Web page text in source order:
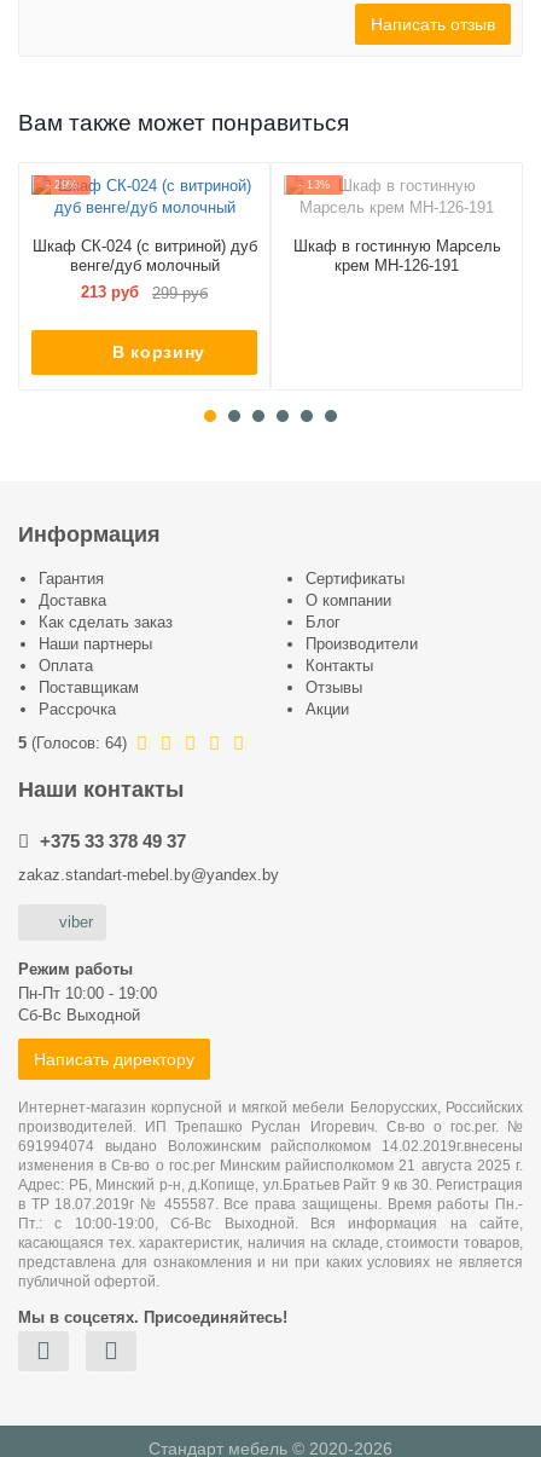
Написать отзыв
Вам также может понравиться
- 29%
Шкаф СК-024 (с витриной) дуб
венге/дуб молочный
213 руб
299 руб
В корзину
- 13%
Шкаф в гостинную Марсель
крем МН-126-191
Информация
Гарантия
Доставка
Как сделать заказ
Наши партнеры
Оплата
Поставщикам
Рассрочка
Сертификаты
О компании
Блог
Производители
Контакты
Отзывы
Акции
5 (Голосов: 64)
Наши контакты
+375 33 378 49 37
zakaz.standart-mebel.by@yandex.by
viber
Режим работы
Пн-Пт 10:00 - 19:00
Сб-Вс Выходной
Написать директору
Интернет-магазин корпусной и мягкой мебели Белорусских, Российских
производителей. ИП Трепашко Руслан Игоревич. Св-во о гос.рег. №
691994074 выдано Воложинским райсполкомом 14.02.2019г.внесены
изменения в Св-во о гос.рег Минским райисполкомом 21 августа 2025 г.
Адрес: РБ, Минский р-н, д.Копище, ул.Братьев Райт 9 кв 30. Регистрация
в ТР 18.07.2019г № 455587. Все права защищены. Время работы Пн.-
Пт.: с 10:00-19:00, Сб-Вс Выходной. Вся информация на сайте,
касающаяся тех. характеристик, наличия на складе, стоимости товаров,
представлена для ознакомления и ни при каких условиях не является
публичной офертой.
Мы в соцсетях. Присоединяйтесь!
Стандарт мебель © 2020-2026